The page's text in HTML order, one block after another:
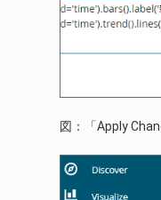
図：「Apply